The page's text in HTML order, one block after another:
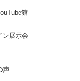
館
ン展示会
声